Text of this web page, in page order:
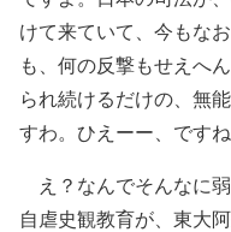
けて来ていて、今もな
も、何の反撃もせえへ
られ続けるだけの、無
すわ。ひえーー、ですね
え？なんでそんなに
自虐史観教育が、東大